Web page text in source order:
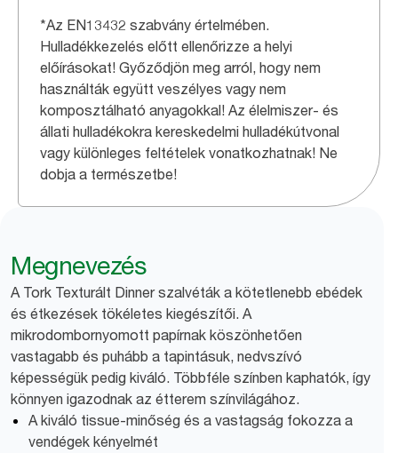
*Az EN13432 szabvány értelmében.
Hulladékkezelés előtt ellenőrizze a helyi
előírásokat! Győződjön meg arról, hogy nem
használták együtt veszélyes vagy nem
komposztálható anyagokkal! Az élelmiszer- és
állati hulladékokra kereskedelmi hulladékútvonal
vagy különleges feltételek vonatkozhatnak! Ne
dobja a természetbe!
Megnevezés
A Tork Texturált Dinner szalvéták a kötetlenebb ebédek
és étkezések tökéletes kiegészítői. A
mikrodombornyomott papírnak köszönhetően
vastagabb és puhább a tapintásuk, nedvszívó
képességük pedig kiváló. Többféle színben kaphatók, így
könnyen igazodnak az étterem színvilágához.
A kiváló tissue-minőség és a vastagság fokozza a
vendégek kényelmét